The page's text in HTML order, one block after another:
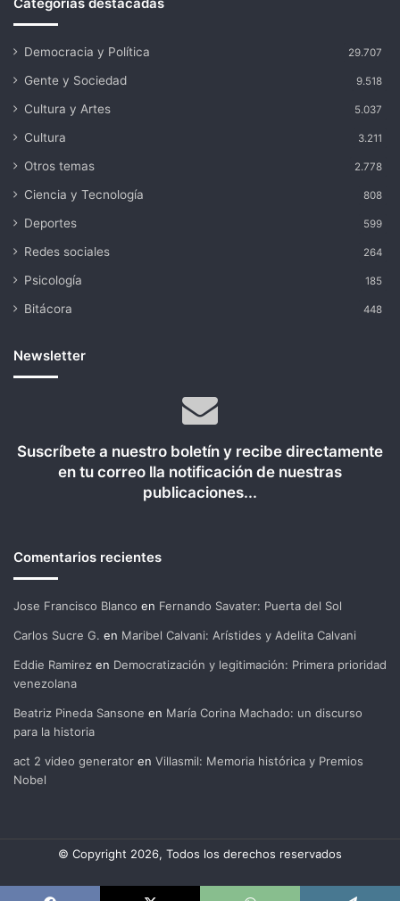
Democracia y Política 29.707
Gente y Sociedad 9.518
Cultura y Artes 5.037
Cultura 3.211
Otros temas 2.778
Ciencia y Tecnología 808
Deportes 599
Redes sociales 264
Psicología 185
Bitácora 448
Newsletter
Suscríbete a nuestro boletín y recibe directamente
en tu correo lla notificación de nuestras
publicaciones...
Comentarios recientes
Jose Francisco Blanco en Fernando Savater: Puerta del Sol
Carlos Sucre G. en Maribel Calvani: Arístides y Adelita Calvani
Eddie Ramirez en Democratización y legitimación: Primera prioridad
venezolana
Beatriz Pineda Sansone en María Corina Machado: un discurso
para la historia
act 2 video generator en Villasmil: Memoria histórica y Premios
Nobel
© Copyright 2026, Todos los derechos reservados